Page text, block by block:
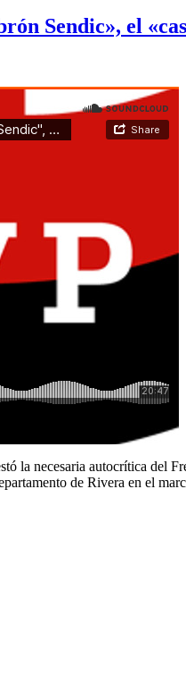
Sendic», el
la necesaria autocrítica del
de Rivera en el